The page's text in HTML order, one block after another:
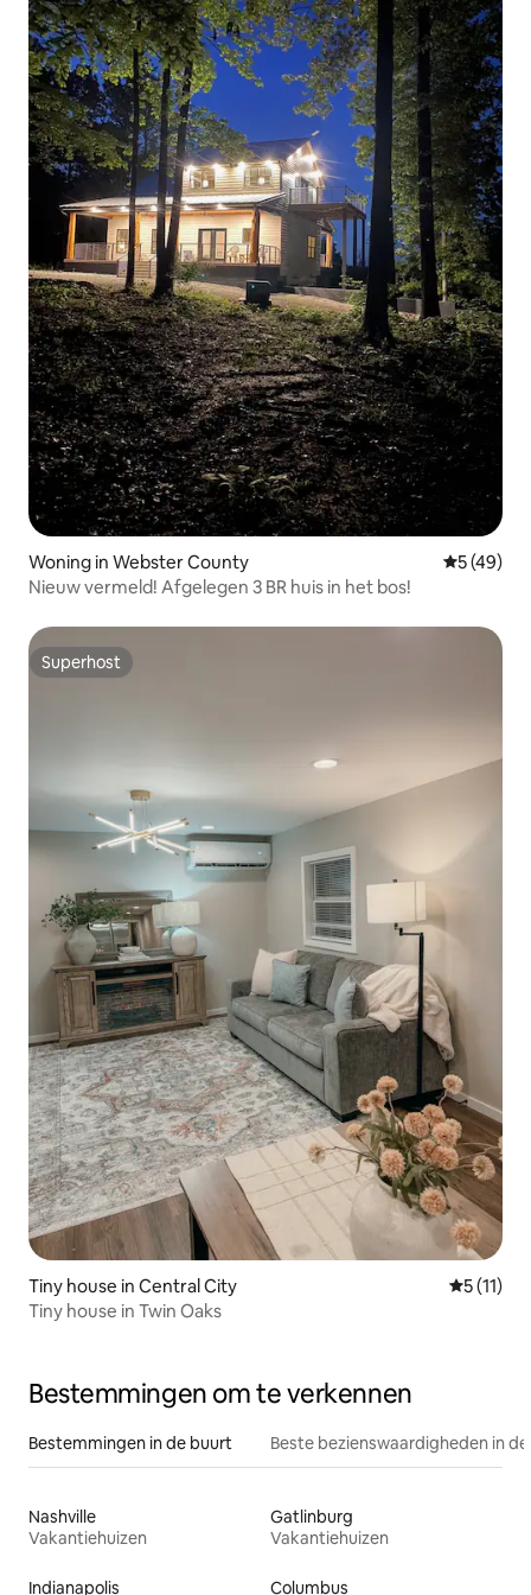
Woning in Webster County
5 (49)
Nieuw vermeld! Afgelegen 3 BR huis in het bos!
Superhost
Superhost
Tiny house in Central City
5 (11)
Tiny house in Twin Oaks
Bestemmingen om te verkennen
Bestemmingen in de buurt Beste bezienswaardigheden in
Nashville
Vakantiehuizen
Gatlinburg
Vakantiehuizen
Indianapolis Columbus